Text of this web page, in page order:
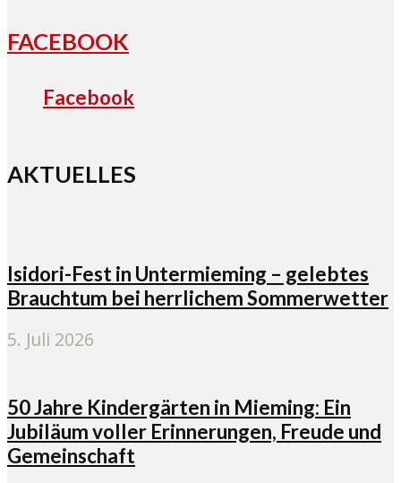
FACEBOOK
Facebook
AKTUELLES
Isidori-Fest in Untermieming – gelebtes
Brauchtum bei herrlichem Sommerwetter
5. Juli 2026
50 Jahre Kindergärten in Mieming: Ein
Jubiläum voller Erinnerungen, Freude und
Gemeinschaft